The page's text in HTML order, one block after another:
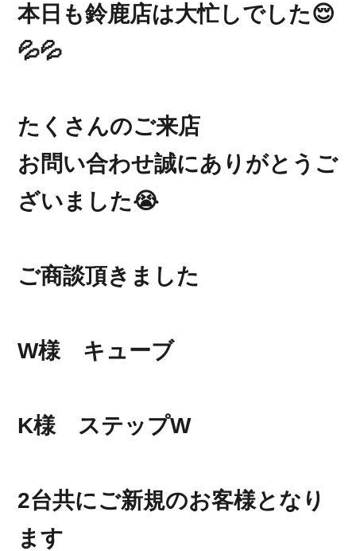
本日も鈴鹿店は大忙しでした😌
💦💦
たくさんのご来店
お問い合わせ誠にありがとうご
ざいました😭
ご商談頂きました
W様 キューブ
K様 ステップW
2台共にご新規のお客様となり
ます